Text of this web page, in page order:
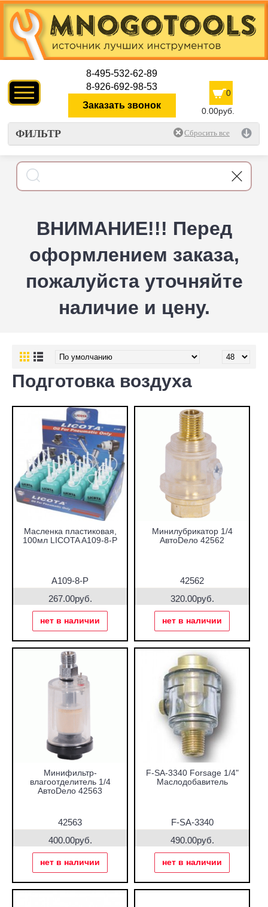
8-495-532-62-89
8-926-692-98-53
Заказать звонок
0
0.00руб.
ФИЛЬТР
ВНИМАНИЕ!!! Перед
оформлением заказа,
пожалуйста уточняйте
наличие и цену.
Подготовка воздуха
Масленка пластиковая,
100мл LICOTA A109-8-P
A109-8-P
267.00руб.
нет в наличии
Минилубрикатор 1/4
АвтоDело 42562
42562
320.00руб.
нет в наличии
Минифильтр-
влагоотделитель 1/4
АвтоDело 42563
42563
400.00руб.
нет в наличии
F-SA-3340 Forsage 1/4"
Маслодобавитель
F-SA-3340
490.00руб.
нет в наличии